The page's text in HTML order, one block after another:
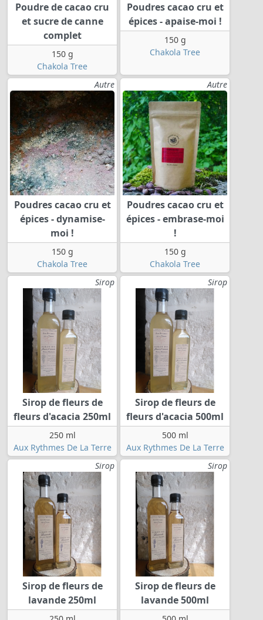
Poudre de cacao cru
et sucre de canne
complet
150 g
Chakola Tree
Poudres cacao cru et
épices - apaise-moi !
150 g
Chakola Tree
Autre
Poudres cacao cru et
épices - dynamise-
moi !
150 g
Chakola Tree
Autre
Poudres cacao cru et
épices - embrase-moi
!
150 g
Chakola Tree
Sirop
Sirop de fleurs de
fleurs d'acacia 250ml
250 ml
Aux Rythmes De La Terre
Sirop
Sirop de fleurs de
fleurs d'acacia 500ml
500 ml
Aux Rythmes De La Terre
Sirop
Sirop de fleurs de
lavande 250ml
Sirop
Sirop de fleurs de
lavande 500ml